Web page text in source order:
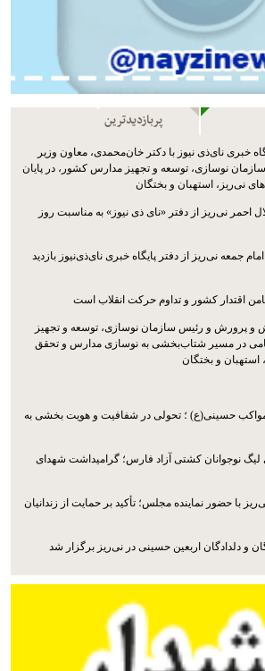
پربازدیدترین
خبری نای‌ذی نیوز با دکتر خان‌محمدی، معاون وزیر
نوسازی، توسعه و تجهیز مدارس کشور، در پایان
نی‌ریز، استهبان و بختگان
احمر نی‌ریز از دفتر «نای ذی نیوز» به مناسبت روز
جمعه نی‌ریز از دفتر پایگاه خبری نای‌ذی‌نیوز بازدید
اقتدار کشور و تداوم حرکت انقلاب است
و پرورش و رئیس سازمان نوسازی، توسعه و تجهیز
در مسیر شتاب‌بخشی به نوسازی مدارس و تحقق
و بختگان
حسینی(ع) ؛ تحولی در شفافیت و هویت بخشی به
لیگ نوجوانان کشتی آزاد فارس؛ گرامیداشت شهدای
با حضور نماینده مجلس؛ تأکید بر حمایت از زندانیان
و دلدادگان اربعین حسینی در نی‌ریز برگزار شد